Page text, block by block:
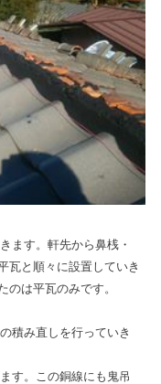
ます。軒先から鼻桟・
瓦と順々に設置していき
のは平瓦のみです。
積み直しを行っていき
す。この銅線にも鬼吊